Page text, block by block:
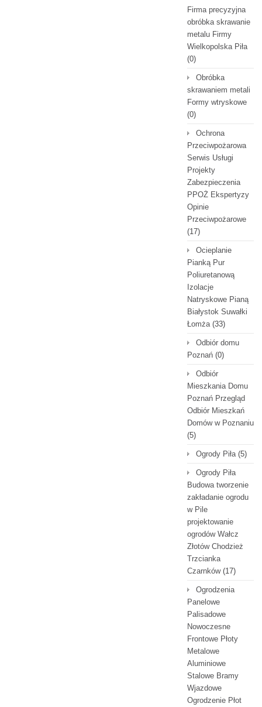
Firma precyzyjna
obróbka skrawanie
metalu Firmy
Wielkopolska Piła
(0)
Obróbka
skrawaniem metali
Formy wtryskowe
(0)
Ochrona
Przeciwpożarowa
Serwis Usługi
Projekty
Zabezpieczenia
PPOŻ Ekspertyzy
Opinie
Przeciwpożarowe
(17)
Ocieplanie
Pianką Pur
Poliuretanową
Izolacje
Natryskowe Pianą
Białystok Suwałki
Łomża(33)
Odbiór domu
Poznań (0)
Odbiór
Mieszkania Domu
Poznań Przegląd
Odbiór Mieszkań
Domów w Poznaniu
(5)
Ogrody Piła(5)
Ogrody Piła
Budowa tworzenie
zakładanie ogrodu
w Pile
projektowanie
ogrodów Wałcz
Złotów Chodzież
Trzcianka
Czarnków(17)
Ogrodzenia
Panelowe
Palisadowe
Nowoczesne
Frontowe Płoty
Metalowe
Aluminiowe
Stalowe Bramy
Wjazdowe
Ogrodzenie Płot